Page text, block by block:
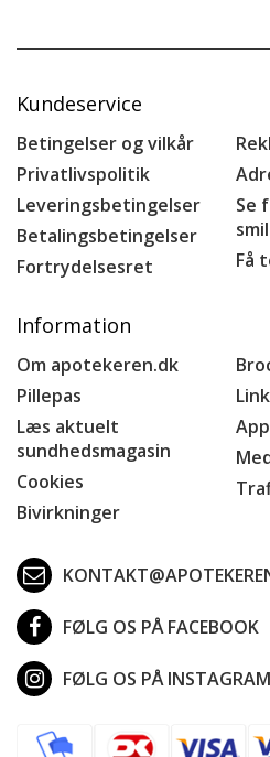
Kundeservice
Betingelser og vilkår
Privatlivspolitik
Leveringsbetingelser
Betalingsbetingelser
Fortrydelsesret
Se
Få
Information
Om apotekeren.dk
Pillepas
Læs aktuelt
sundhedsmagasin
Cookies
Bivirkninger
FØLG OS PÅ FACEBOOK
FØLG OS PÅ INSTAGRAM